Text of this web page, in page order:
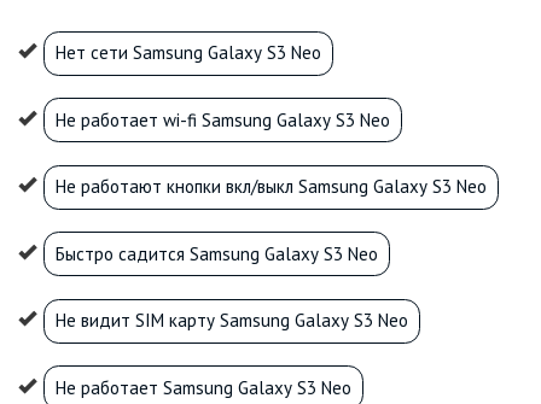
Нет сети Samsung Galaxy S3 Neo
Не работает wi-fi Samsung Galaxy S3 Neo
Не работают кнопки вкл/выкл Samsung Galaxy S3 Neo
Быстро садится Samsung Galaxy S3 Neo
Не видит SIM карту Samsung Galaxy S3 Neo
Не работает Samsung Galaxy S3 Neo